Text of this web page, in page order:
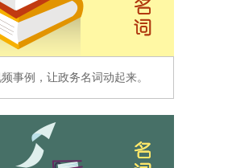
例，让政务名词动起来。